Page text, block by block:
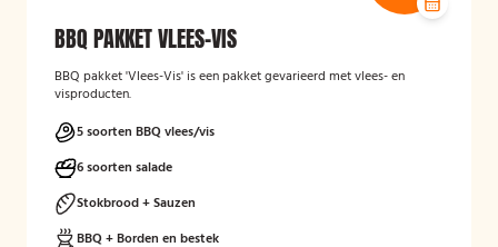
BBQ PAKKET VLEES-VIS
BBQ pakket 'Vlees-Vis' is een pakket gevarieerd met vlees- en
visproducten.
5 soorten BBQ vlees/vis
6 soorten salade
Stokbrood + Sauzen
BBQ + Borden en bestek